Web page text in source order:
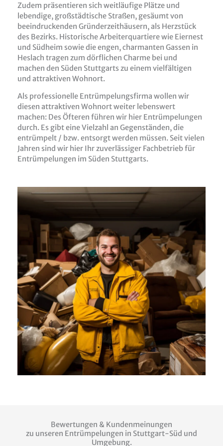
Zudem präsentieren sich weitläufige Plätze und
lebendige, großstädtische Straßen, gesäumt von
beeindruckenden Gründerzeithäusern, als Herzstück
des Bezirks. Historische Arbeiterquartiere wie Eiernest
und Südheim sowie die engen, charmanten Gassen in
Heslach tragen zum dörflichen Charme bei und
machen den Süden Stuttgarts zu einem vielfältigen
und attraktiven Wohnort.
Als professionelle Entrümpelungsfirma wollen wir
diesen attraktiven Wohnort weiter lebenswert
machen: Des Öfteren führen wir hier Entrümpelungen
durch. Es gibt eine Vielzahl an Gegenständen, die
entrümpelt / bzw. entsorgt werden müssen. Seit vielen
Jahren sind wir hier Ihr zuverlässiger Fachbetrieb für
Entrümpelungen im Süden Stuttgarts.
Bewertungen & Kundenmeinungen
zu unseren Entrümpelungen in Stuttgart-Süd und
Umgebung.